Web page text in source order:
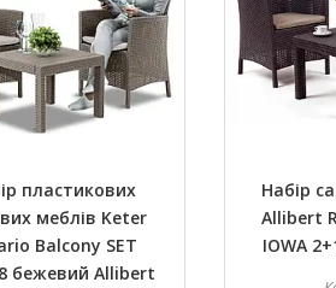
пластикових
меблів Keter
Balcony SET
бежевий Allibert
Набір
Allibert
IOWA